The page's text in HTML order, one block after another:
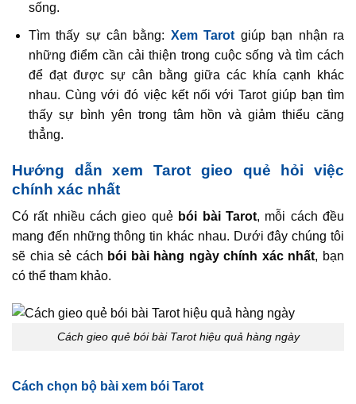
sống.
Tìm thấy sự cân bằng: Xem Tarot giúp bạn nhận ra
những điểm cần cải thiện trong cuộc sống và tìm cách
để đạt được sự cân bằng giữa các khía cạnh khác
nhau. Cùng với đó việc kết nối với Tarot giúp bạn tìm
thấy sự bình yên trong tâm hồn và giảm thiểu căng
thẳng.
Hướng dẫn xem Tarot gieo quẻ hỏi việc
chính xác nhất
Có rất nhiều cách gieo quẻ bói bài Tarot, mỗi cách đều
mang đến những thông tin khác nhau. Dưới đây chúng tôi
sẽ chia sẻ cách bói bài hàng ngày chính xác nhất, bạn
có thể tham khảo.
Cách gieo quẻ bói bài Tarot hiệu quả hàng ngày
Cách chọn bộ bài xem bói Tarot